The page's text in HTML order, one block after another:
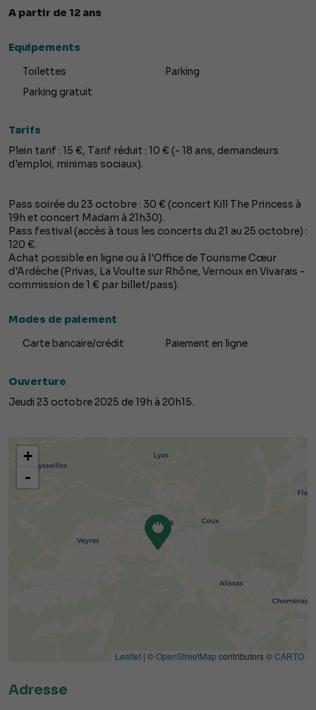
A partir de 12 ans
Equipements
Toilettes
Parking
Parking gratuit
Tarifs
Plein tarif : 15 €, Tarif réduit : 10 € (- 18 ans, demandeurs
d'emploi, minimas sociaux).
Pass soirée du 23 octobre : 30 € (concert Kill The Princess à
19h et concert Madam à 21h30).
Pass festival (accès à tous les concerts du 21 au 25 octobre) :
120 €.
Achat possible en ligne ou à l'Office de Tourisme Cœur
d'Ardèche (Privas, La Voulte sur Rhône, Vernoux en Vivarais -
commission de 1 € par billet/pass).
Modes de paiement
Carte bancaire/crédit Paiement en ligne
Ouverture
Jeudi 23 octobre 2025 de 19h à 20h15.
+
-
Leaflet | ©OpenStreetMap contributors ©CARTO
Adresse